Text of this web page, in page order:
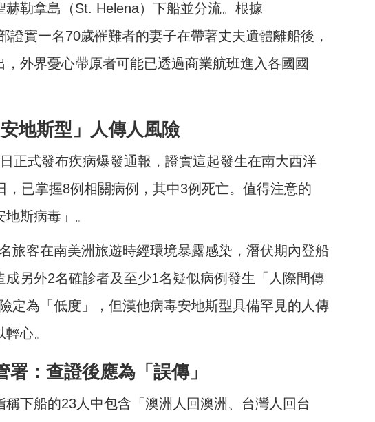
勒拿島（St. Helena）下船並分流。根據
證實一名70歲罹難者的妻子在帶著丈夫遺體離船後，
外界憂心帶原者可能已透過商業航班進入各國國
地斯型」人傳人風險
正式發布疾病爆發通報，證實這起發生在南大西洋
，已掌握8例相關病例，其中3例死亡。值得注意的
斯病毒」。
旅客在南美洲旅遊時經環境暴露感染，潛伏期內登船
另外2名確診者及至少1名疑似病例發生「人際間傳
定為「低度」，但漢他病毒安地斯型具備罕見的人傳
心。
：查證後應為「誤傳」
下船的23人中包含「澳洲人回澳洲、台灣人回台